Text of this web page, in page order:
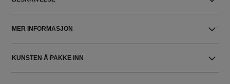
MER INFORMASJON
KUNSTEN Å PAKKE INN